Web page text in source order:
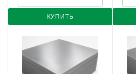
КУПИТЬ